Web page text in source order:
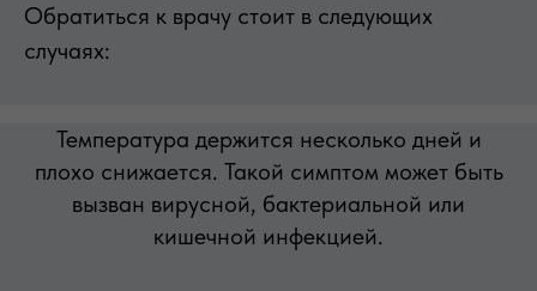
Обратиться к врачу стоит в следующих
случаях:
Температура держится несколько дней и
плохо снижается. Такой симптом может быть
вызван вирусной, бактериальной или
кишечной инфекцией.